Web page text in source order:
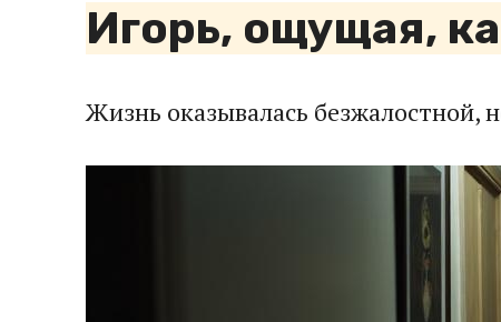
Игорь, ощущая,
Жизнь оказывалась безжалостной,